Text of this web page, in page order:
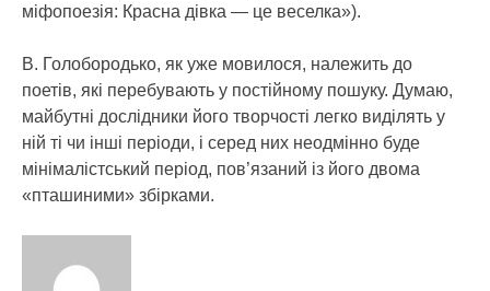
міфопоезія: Красна дівка — це веселка»).
В. Голобородько, як уже мовилося, належить до
поетів, які перебувають у постійному пошуку. Думаю,
майбутні дослідники його творчості легко виділять у
ній ті чи інші періоди, і серед них неодмінно буде
мінімалістський період, пов’язаний із його двома
«пташиними» збірками.